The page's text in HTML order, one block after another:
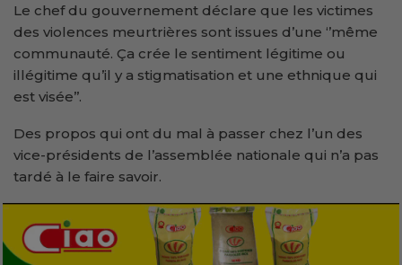
Le chef du gouvernement déclare que les victimes
des violences meurtrières sont issues d’une ‘’même
communauté. Ça crée le sentiment légitime ou
illégitime qu’il y a stigmatisation et une ethnique qui
est visée’’.
Des propos qui ont du mal à passer chez l’un des
vice-présidents de l’assemblée nationale qui n’a pas
tardé à le faire savoir.